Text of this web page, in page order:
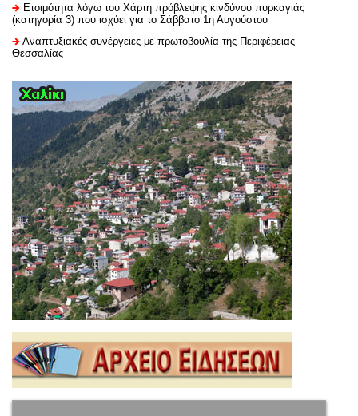
Ετοιμότητα λόγω του Χάρτη πρόβλεψης κινδύνου πυρκαγιάς
(κατηγορία 3) που ισχύει για το Σάββατο 1η Αυγούστου
Αναπτυξιακές συνέργειες με πρωτοβουλία της Περιφέρειας
Θεσσαλίας